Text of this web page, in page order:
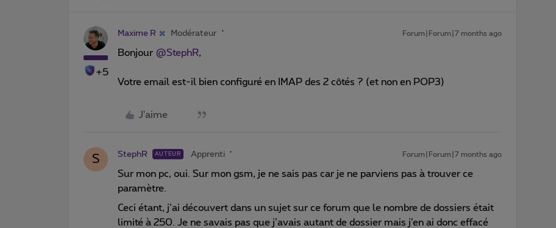
+5
Maxime R Modérateur Forum|Forum|7 months ago
Bonjour ​ @StephR,
Votre email est-il bien configuré en IMAP des 2 côtés ? (et non en POP3)
J'aime
S StephR AUTEUR Apprenti Forum|Forum|7 months ago
Sur mon pc, oui. Sur mon gsm, je ne sais pas car je ne parviens pas à trouver ce
paramètre.
Ceci étant, j’ai découvert dans un sujet sur ce forum que le nombre de dossiers était
limité à 250. Je ne savais pas que j’avais autant de dossier mais j’en ai donc effacé